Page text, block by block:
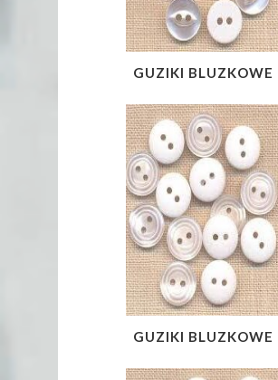
GUZIKI BLUZKOWE
GUZIKI BLUZKOWE